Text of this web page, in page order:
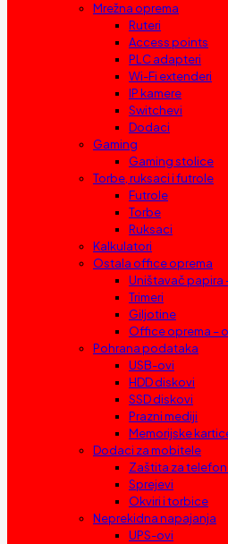
Mrežna oprema
Ruteri
Access points
PLC adapteri
Wi-Fi extenderi
IP kamere
Switchevi
Dodaci
Gaming
Gaming stolice
Torbe, ruksaci i futrole
Futrole
Torbe
Ruksaci
Kalkulatori
Ostala office oprema
Uništavač papira
Trimeri
Giljotine
Office oprema –
Pohrana podataka
USB-ovi
HDD diskovi
SSD diskovi
Prazni mediji
Memorijske
Dodaci za mobitele
Zaštita za
Sprejevi
Okviri i torbice
Neprekidna napajanja
UPS-ovi